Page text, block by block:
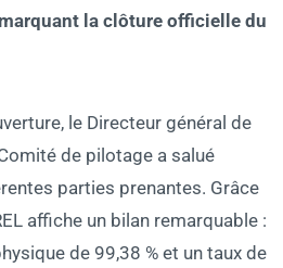
la clôture officielle du
le Directeur général de
de pilotage a salué
parties prenantes. Grâce
affiche un bilan remarquable :
de 99,38 % et un taux de